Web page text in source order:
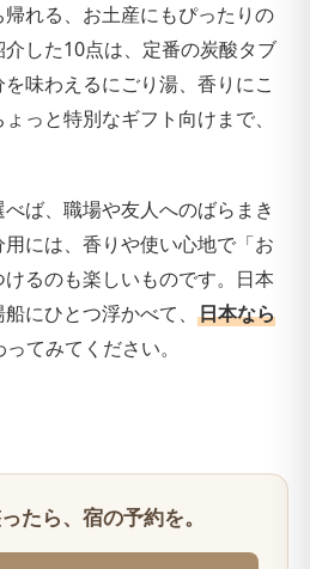
れる、お土産にもぴったりの
した10点は、定番の炭酸タブ
味わえるにごり湯、香りにこ
っと特別なギフト向けまで、
ば、職場や友人へのばらまき
には、香りや使い心地で「お
るのも楽しいものです。日本
にひとつ浮かべて、 日本なら
ってみてください。
たら、宿の予約を。